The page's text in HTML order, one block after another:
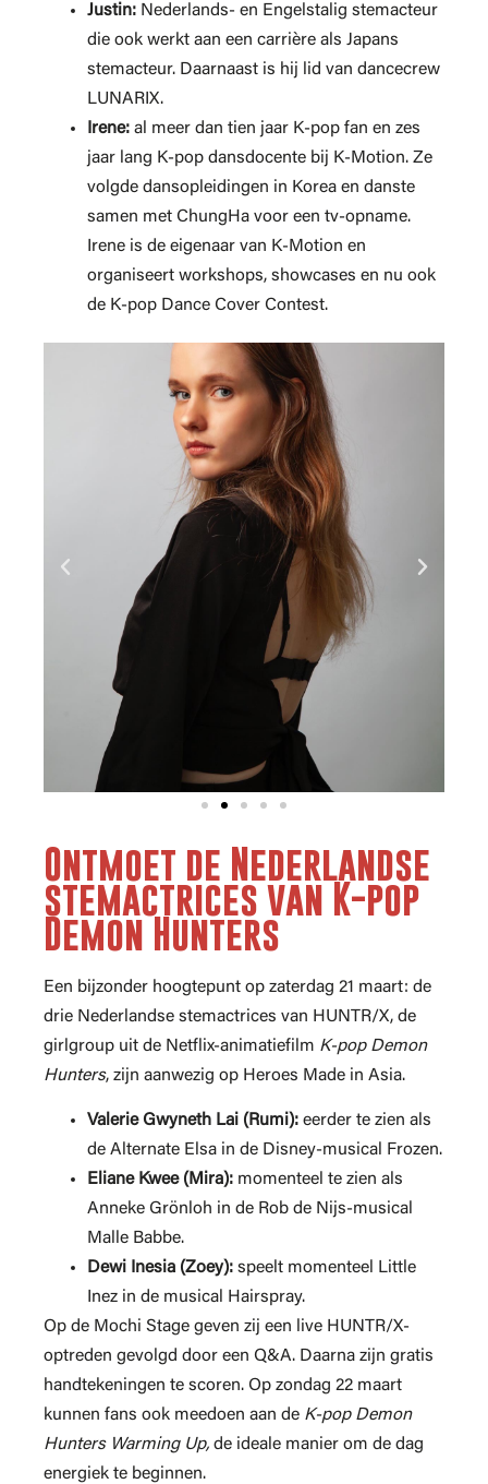
Justin: Nederlands- en Engelstalig stemacteur
die ook werkt aan een carrière als Japans
stemacteur. Daarnaast is hij lid van dancecrew
LUNARIX.
Irene: al meer dan tien jaar K-pop fan en zes
jaar lang K-pop dansdocente bij K-Motion. Ze
volgde dansopleidingen in Korea en danste
samen met ChungHa voor een tv-opname.
Irene is de eigenaar van K-Motion en
organiseert workshops, showcases en nu ook
de K-pop Dance Cover Contest.
Ontmoet de Nederlandse
stemactrices van K-pop
Demon Hunters
Een bijzonder hoogtepunt op zaterdag 21 maart: de
drie Nederlandse stemactrices van HUNTR/X, de
girlgroup uit de Netflix-animatiefilm K-pop Demon
Hunters, zijn aanwezig op Heroes Made in Asia.
Valerie Gwyneth Lai (Rumi): eerder te zien als
de Alternate Elsa in de Disney-musical Frozen.
Eliane Kwee (Mira): momenteel te zien als
Anneke Grönloh in de Rob de Nijs-musical
Malle Babbe.
Dewi Inesia (Zoey): speelt momenteel Little
Inez in de musical Hairspray.
Op de Mochi Stage geven zij een live HUNTR/X-
optreden gevolgd door een Q&A. Daarna zijn gratis
handtekeningen te scoren. Op zondag 22 maart
kunnen fans ook meedoen aan de K-pop Demon
Hunters Warming Up, de ideale manier om de dag
energiek te beginnen.